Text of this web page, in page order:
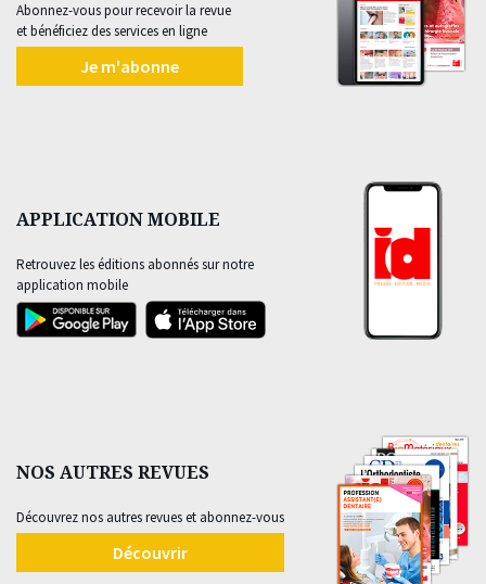
Abonnez-vous pour recevoir la revue
et bénéficiez des services en ligne
Je m'abonne
APPLICATION MOBILE
Retrouvez les éditions abonnés sur notre
application mobile
NOS AUTRES REVUES
Découvrez nos autres revues et abonnez-vous
Découvrir